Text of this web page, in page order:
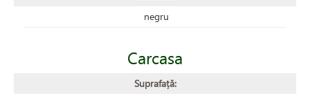
negru
Carcasa
Suprafață: